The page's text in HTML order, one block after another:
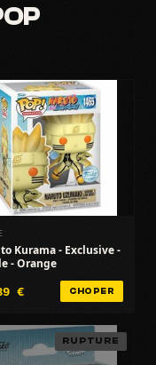
Kurama - Exclusive -
- Orange
€ CHOPER
RUPTURE